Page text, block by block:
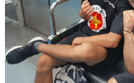
ngay trong hiệp đầu tiên. Giờ đây, anh
thăng tiến đó khi đối đầu với vị khách
Tuy nhiên, Laia không hề e ngại thử
"Đây là cơ hội tuyệt vời để tôi bước thêm
sự nghiệp," Laia chia sẻ.
"Tôi sẽ tăng hạng cân để đấu với võ sĩ
không thành vấn đề vì trước đây tôi đã